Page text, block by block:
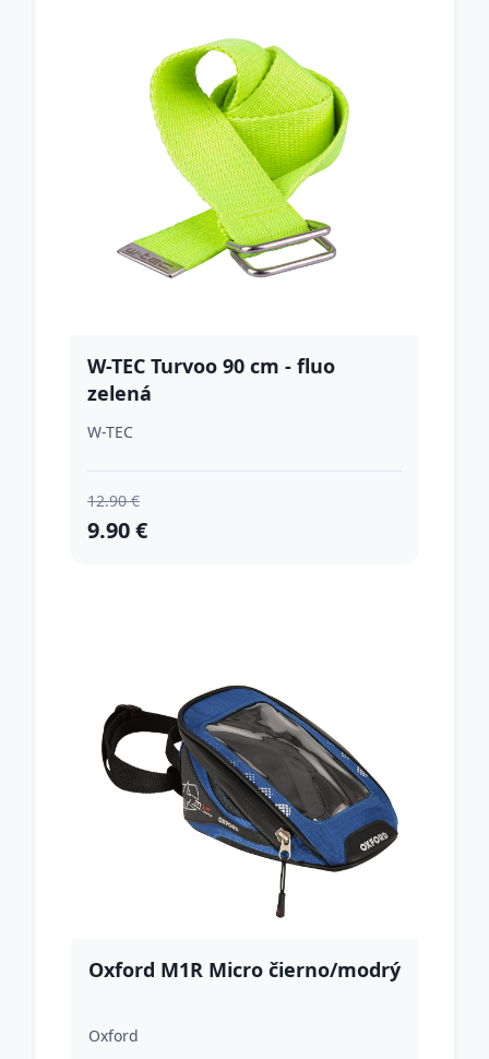
W-TEC Turvoo 90 cm - fluo
zelená
W-TEC
12.90 €
9.90 €
Oxford M1R Micro čierno/modrý
Oxford